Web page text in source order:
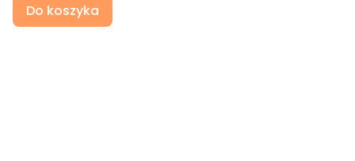
Do koszyka